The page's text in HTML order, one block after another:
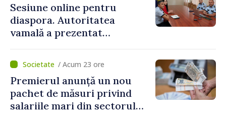
Sesiune online pentru
diaspora. Autoritatea
vamală a prezentat
revenirea în țară
/ Acum 23 ore
Premierul anunță un nou
pachet de măsuri privind
salariile mari din sectorul